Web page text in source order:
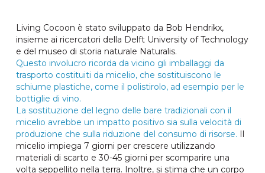
Living Cocoon è stato sviluppato da Bob Hendrikx,
insieme ai ricercatori della Delft University of Technology
e del museo di storia naturale Naturalis.
Questo involucro ricorda da vicino gli imballaggi da
trasporto costituiti da micelio, che sostituiscono le
schiume plastiche, come il polistirolo, ad esempio per le
bottiglie di vino.
La sostituzione del legno delle bare tradizionali con il
micelio avrebbe un impatto positivo sia sulla velocità di
produzione che sulla riduzione del consumo di risorse. Il
micelio impiega 7 giorni per crescere utilizzando
materiali di scarto e 30-45 giorni per scomparire una
volta seppellito nella terra. Inoltre, si stima che un corpo